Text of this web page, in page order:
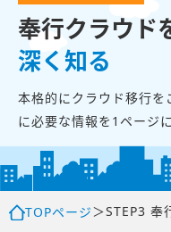
奉行クラウド
深く知る
本格的にクラウド移行を
に必要な情報を 1ページ
TOPページ ＞STEP3 奉